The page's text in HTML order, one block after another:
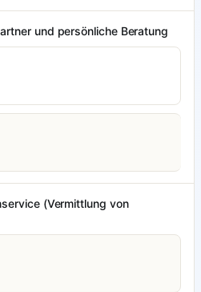
und persönliche Beratung
(Vermittlung von